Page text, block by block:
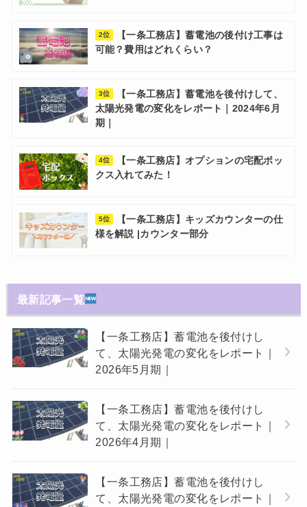
2位
【一条工務店】蓄電池の後付け工事は
可能？費用はどれくらい？
3位
【一条工務店】蓄電池を後付けして、
太陽光発電の変化をレポート｜2024年6月
期｜
4位
【一条工務店】オプションの宅配ボッ
クス入れてみた！
5位
【一条工務店】キッズカウンターの仕
様を解説 |カウンター部分
最新記事一覧
【一条工務店】蓄電池を後付けし
て、太陽光発電の変化をレポート｜
2026年5月期｜
【一条工務店】蓄電池を後付けし
て、太陽光発電の変化をレポート｜
2026年4月期｜
【一条工務店】蓄電池を後付けし
て、太陽光発電の変化をレポート｜